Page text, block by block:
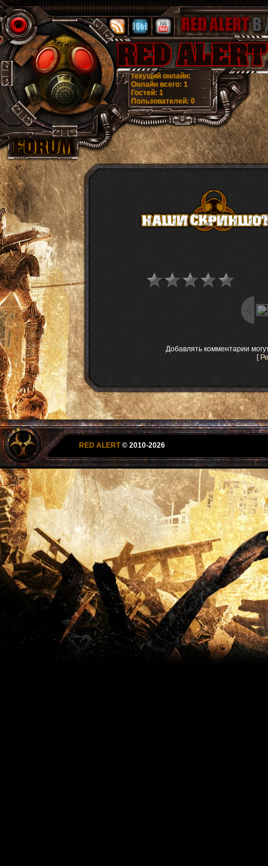
Онлайн всего: 1
Гостей: 1
Пользователей: 0
текущий онлайн:
Добавлять комментарии
[
RED ALERT © 2010-2026